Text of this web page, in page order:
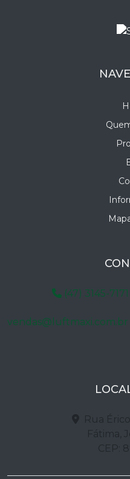
(47) 3145-7171
vendas@luftmaxi.com.br
Rua
Fátima,
CEP: